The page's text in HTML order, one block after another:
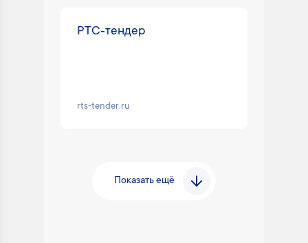
РТС‑тендер
rts-tender.ru
Показать ещё